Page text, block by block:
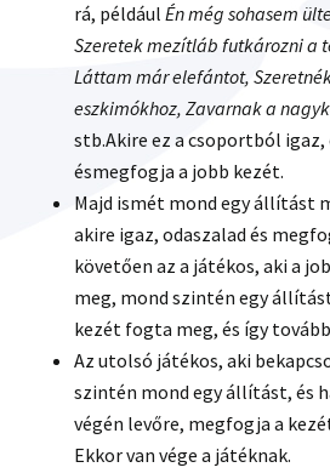
rá, például Én még sohasem
Szeretek mezítláb futkározni a
Láttam már elefántot,
eszkimókhoz, Zavarnak a
stb.Akire ez a csoportból igaz,
ésmegfogja a jobb kezét.
Majd ismét mond egy állítást
akire igaz, odaszalad és
követően az a játékos, aki a
meg, mond szintén egy
kezét fogta meg, és így
Az utolsó játékos, aki
szintén mond egy állítást, és
végén levőre, megfogja a
Ekkor van vége a játéknak.